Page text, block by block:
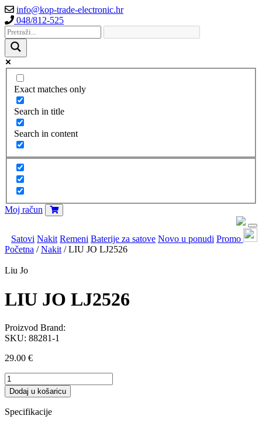
info@kop-trade-electronic.hr
048/812-525
Exact matches only
Search in title
Search in content
Moj račun
Satovi Nakit Remeni Baterije za satove Novo u ponudi Promo
Početna /Nakit / LIU JO LJ2526
Liu Jo
LIU JO LJ2526
SKU: 88281-1
Proizvod Brand:
29.00 €
LIU
JO
LJ2526
količina
Dodaj u košaricu
Specifikacije